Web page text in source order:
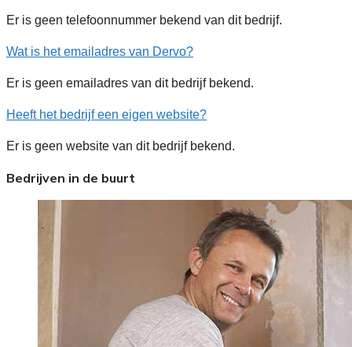
Er is geen telefoonnummer bekend van dit bedrijf.
Wat is het emailadres van Dervo?
Er is geen emailadres van dit bedrijf bekend.
Heeft het bedrijf een eigen website?
Er is geen website van dit bedrijf bekend.
Bedrijven in de buurt